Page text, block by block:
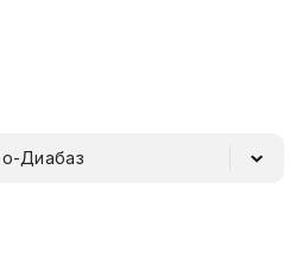
Диабаз